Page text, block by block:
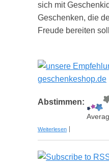
sich mit
Geschenken, die
Freude bereiten
Abstimmen:
Weiterlesen über